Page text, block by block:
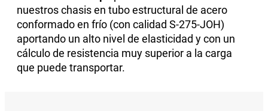
nuestros chasis en tubo estructural de acero
conformado en frío (con calidad S-275-JOH)
aportando un alto nivel de elasticidad y con un
cálculo de resistencia muy superior a la carga
que puede transportar.